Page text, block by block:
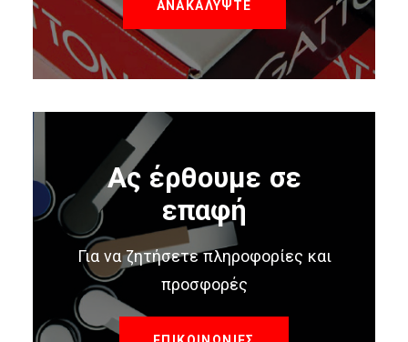
ΑΝΑΚΑΛΥΨΤΕ
Ας έρθουμε σε
επαφή
Για να ζητήσετε πληροφορίες και
προσφορές